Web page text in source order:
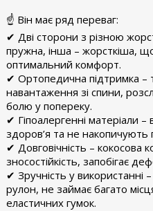
☝ Він має ряд переваг:
✔ Дві сторони з різною
пружна, інша – жорсткіша,
оптимальний комфорт.
✔ Ортопедична підтримка –
навантаження зі спини,
болю у попереку.
✔ Гіпоалергенні матеріали –
здоров’я та не накопичують
✔ Довговічність – кокосова
зносостійкість, запобігає
✔ Зручність у використанні
рулон, не займає багато
еластичних гумок.